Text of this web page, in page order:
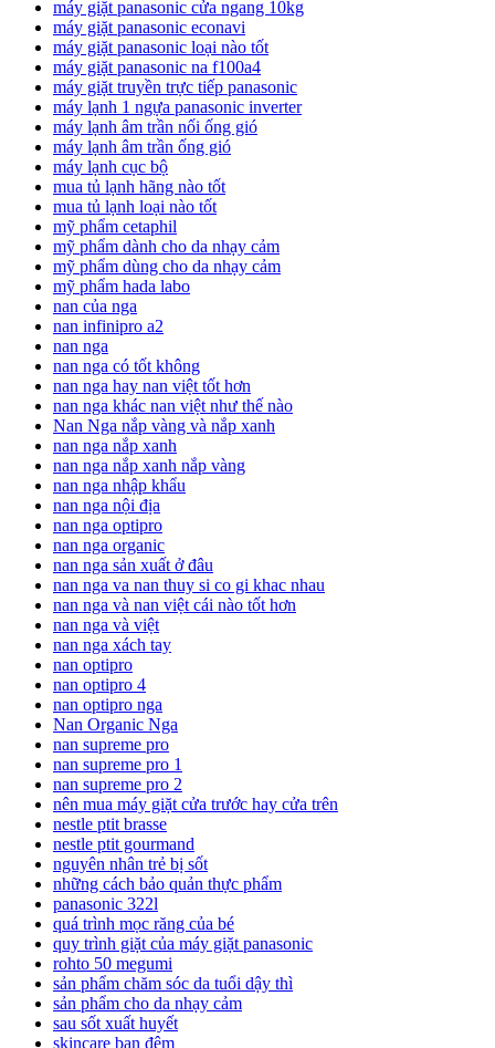
máy giặt panasonic cửa ngang 10kg
máy giặt panasonic econavi
máy giặt panasonic loại nào tốt
máy giặt panasonic na f100a4
máy giặt truyền trực tiếp panasonic
máy lạnh 1 ngựa panasonic inverter
máy lạnh âm trần nối ống gió
máy lạnh âm trần ống gió
máy lạnh cục bộ
mua tủ lạnh hãng nào tốt
mua tủ lạnh loại nào tốt
mỹ phẩm cetaphil
mỹ phẩm dành cho da nhạy cảm
mỹ phẩm dùng cho da nhạy cảm
mỹ phẩm hada labo
nan của nga
nan infinipro a2
nan nga
nan nga có tốt không
nan nga hay nan việt tốt hơn
nan nga khác nan việt như thế nào
Nan Nga nắp vàng và nắp xanh
nan nga nắp xanh
nan nga nắp xanh nắp vàng
nan nga nhập khẩu
nan nga nội địa
nan nga optipro
nan nga organic
nan nga sản xuất ở đâu
nan nga va nan thuy si co gi khac nhau
nan nga và nan việt cái nào tốt hơn
nan nga và việt
nan nga xách tay
nan optipro
nan optipro 4
nan optipro nga
Nan Organic Nga
nan supreme pro
nan supreme pro 1
nan supreme pro 2
nên mua máy giặt cửa trước hay cửa trên
nestle ptit brasse
nestle ptit gourmand
nguyên nhân trẻ bị sốt
những cách bảo quản thực phẩm
panasonic 322l
quá trình mọc răng của bé
quy trình giặt của máy giặt panasonic
rohto 50 megumi
sản phẩm chăm sóc da tuổi dậy thì
sản phẩm cho da nhạy cảm
sau sốt xuất huyết
skincare ban đêm